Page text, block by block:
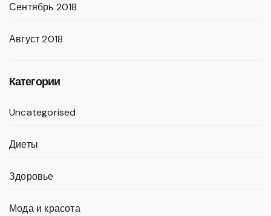
Сентябрь 2018
Август 2018
Категории
Uncategorised
Диеты
Здоровье
Мода и красота